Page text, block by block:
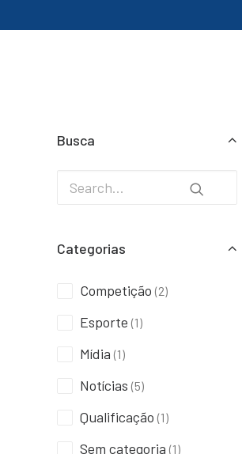
Busca
Categorias
Competição (2)
Esporte (1)
Mídia (1)
Notícias (5)
Qualificação (1)
Sem categoria (1)